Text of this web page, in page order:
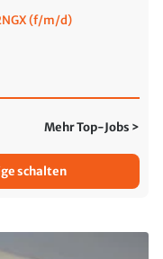
(f/m/d)
Mehr Top-Jobs >
schalten